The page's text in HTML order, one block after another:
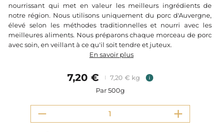
nourrissant qui met en valeur les meilleurs ingrédients de
notre région. Nous utilisons uniquement du porc d'Auvergne,
élevé selon les méthodes traditionnelles et nourri avec les
meilleures aliments. Nous préparons chaque morceau de porc
avec soin, en veillant à ce qu'il soit tendre et juteux.
En savoir plus
7,20 € 7,20 € kg i
Par 500g